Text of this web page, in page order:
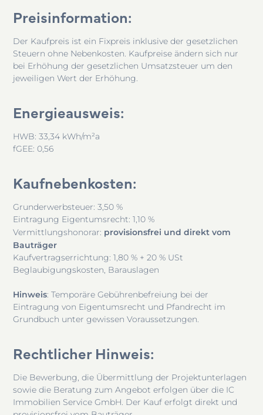
Preisinformation:
Der Kaufpreis ist ein Fixpreis inklusive der gesetzlichen
Steuern ohne Nebenkosten. Kaufpreise ändern sich nur
bei Erhöhung der gesetzlichen Umsatzsteuer um den
jeweiligen Wert der Erhöhung.
Energieausweis:
HWB: 33,34 kWh/m²a
fGEE: 0,56
Kaufnebenkosten:
Grunderwerbsteuer: 3,50 %
Eintragung Eigentumsrecht: 1,10 %
Vermittlungshonorar: provisionsfrei und direkt vom
Bauträger
Kaufvertragserrichtung: 1,80 % + 20 % USt
Beglaubigungskosten, Barauslagen
Hinweis: Temporäre Gebührenbefreiung bei der
Eintragung von Eigentumsrecht und Pfandrecht im
Grundbuch unter gewissen Voraussetzungen.
Rechtlicher Hinweis:
Die Bewerbung, die Übermittlung der Projektunterlagen
sowie die Beratung zum Angebot erfolgen über die IC
Immobilien Service GmbH. Der Kauf erfolgt direkt und